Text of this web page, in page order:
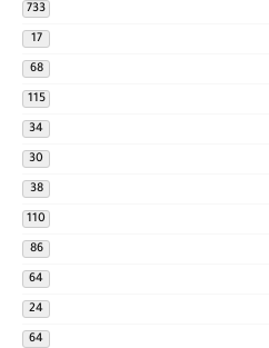
733
17
68
115
34
30
38
110
86
64
24
64